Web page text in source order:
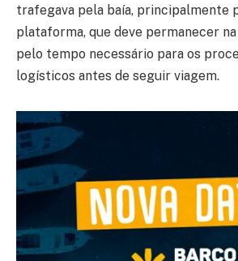
trafegava pela baía, principalmente
plataforma, que deve permanecer
pelo tempo necessário para os
logísticos antes de seguir viagem.